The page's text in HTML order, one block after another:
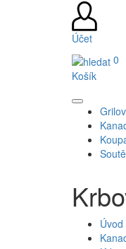
Účet
0
Košík
Úvod